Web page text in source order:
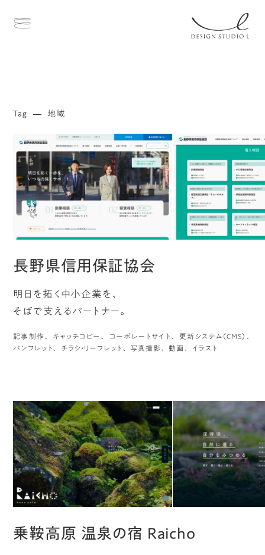
Tag 地域
長野県信用保証協会
明日を拓く中小企業を、
そばで支えるパートナー。
記事制作 キャッチコピー コーポレートサイト
更新システム（CMS）
パンフレット
チラシ・リーフレット 写真撮影 動画 イラスト
乗鞍高原 温泉の宿 Raicho